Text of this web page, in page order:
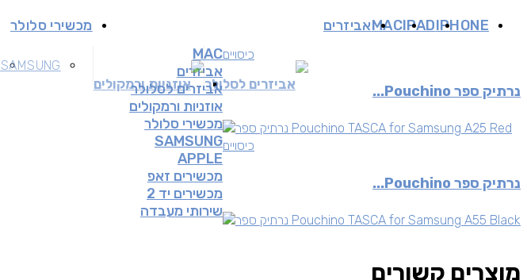
IPHONE
IPAD
MACאביזרים
אביזרים לסלולר אוזניות ורמקולים
מכשירי סלולר
SAMSUNG
כיסויים
נרתיק ספר Pouchino...
כיסויים
נרתיק ספר Pouchino...
מוצרים קשורים
MAC
אביזרים
אביזרים לסלולר
אוזניות ורמקולים
מכשירי סלולר
SAMSUNG
APPLE
מכשירים זאפ
מכשירים יד 2
שירותי מעבדה